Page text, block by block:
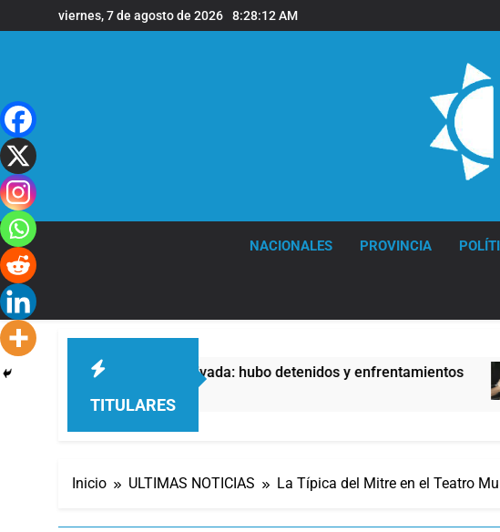
al
viernes, 7 de agosto de 2026 8:28:12 AM
NACIONALES PROVINCIA
TITULARES
de Propiedad Privada: hubo detenidos y enfrentamientos
Inicio ULTIMAS NOTICIAS La Típica del Mitre en el Teatro